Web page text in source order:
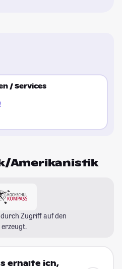
/ Services
Amerikanistik
Zugriff auf den
erhalte ich,